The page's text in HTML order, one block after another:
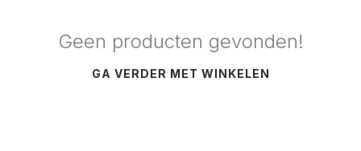
Geen producten gevonden!
GA VERDER MET WINKELEN